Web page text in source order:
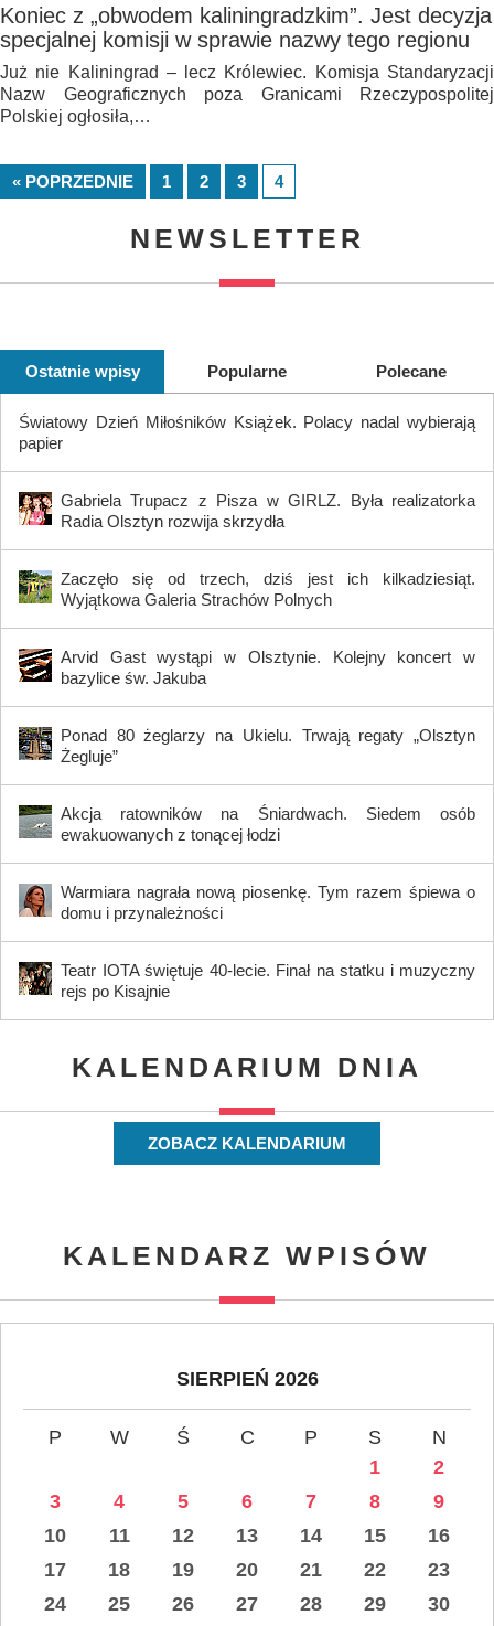
Koniec z „obwodem kaliningradzkim”. Jest decyzja
specjalnej komisji w sprawie nazwy tego regionu
Już nie Kaliningrad – lecz Królewiec. Komisja Standaryzacji
Nazw Geograficznych poza Granicami Rzeczypospolitej
Polskiej ogłosiła,…
« POPRZEDNIE 1 2 3 4
NEWSLETTER
Ostatnie wpisy Popularne Polecane
Światowy Dzień Miłośników Książek. Polacy nadal wybierają
papier
Gabriela Trupacz z Pisza w GIRLZ. Była realizatorka
Radia Olsztyn rozwija skrzydła
Zaczęło się od trzech, dziś jest ich kilkadziesiąt.
Wyjątkowa Galeria Strachów Polnych
Arvid Gast wystąpi w Olsztynie. Kolejny koncert w
bazylice św. Jakuba
Ponad 80 żeglarzy na Ukielu. Trwają regaty „Olsztyn
Żegluje”
Akcja ratowników na Śniardwach. Siedem osób
ewakuowanych z tonącej łodzi
Warmiara nagrała nową piosenkę. Tym razem śpiewa o
domu i przynależności
Teatr IOTA świętuje 40-lecie. Finał na statku i muzyczny
rejs po Kisajnie
KALENDARIUM DNIA
ZOBACZ KALENDARIUM
KALENDARZ WPISÓW
SIERPIEŃ 2026
P W Ś C P S
N
1
2
3
4 5 6 7 8
9
10
11 12 13 14 15
16
17
18 19 20 21 22
23
24
25 26 27 28 29
30